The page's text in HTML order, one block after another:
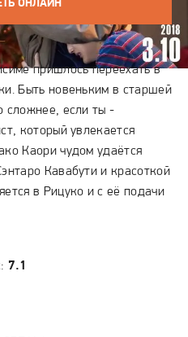
ОНЛАЙН
пришлось переехать в
Быть новеньким в старшей
сложнее, если ты -
который увлекается
Каори чудом удаётся
Кавабути и красоткой
в Рицуко и с её подачи
7.1